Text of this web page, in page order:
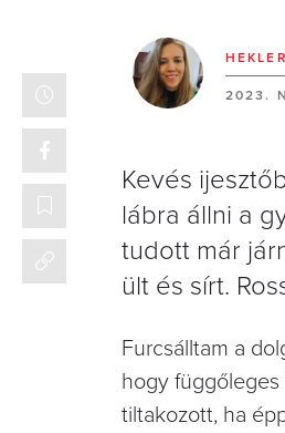
2023.
Kevés
lábra állni a
tudott már
ült és sírt.
Furcsálltam a
hogy
tiltakozott, ha